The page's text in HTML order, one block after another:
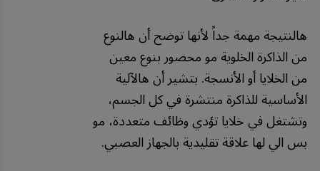
هالنتيجة مهمة جداً لأنها توضح أن هالنوع
من الذاكرة الخلوية مو محصور بنوع معين
من الخلايا أو الأنسجة. بتشير أن هالآلية
الأساسية للذاكرة منتشرة في كل الجسم،
وتشتغل في خلايا تؤدي وظائف متعددة، مو
بس الي لها علاقة تقليدية بالجهاز العصبي.